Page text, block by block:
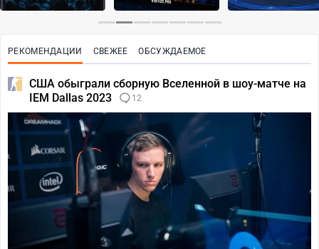
РЕКОМЕНДАЦИИ СВЕЖЕЕ ОБСУЖДАЕМОЕ
США обыграли сборную Вселенной в шоу-матче на
IEM Dallas 2023
12